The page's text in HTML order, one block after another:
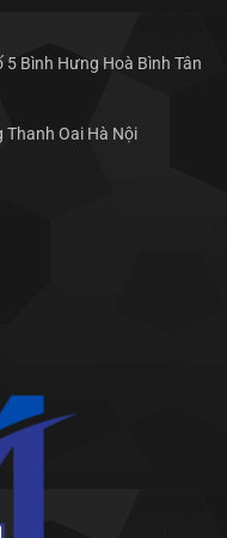
Bình Hưng Hoà Bình Tân
Oai Hà Nội